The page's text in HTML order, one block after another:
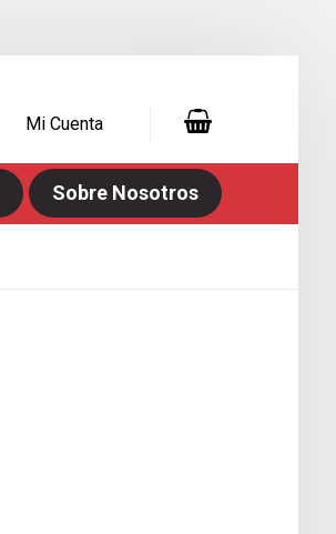
Mi Cuenta
Sobre Nosotros